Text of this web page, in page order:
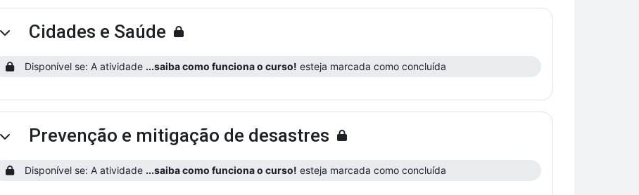
ContrairCidades e Saúde
Disponível se: A atividade ...saiba como funciona o curso! esteja marcada como concluída
ContrairPrevenção e mitigação de desastres
Disponível se: A atividade ...saiba como funciona o curso! esteja marcada como concluída